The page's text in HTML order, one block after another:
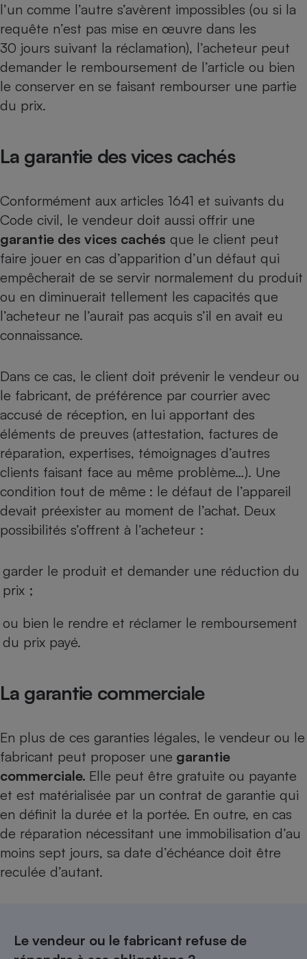
l’un comme l’autre s’avèrent impossibles (ou si la
requête n’est pas mise en œuvre dans les
30 jours suivant la réclamation), l’acheteur peut
demander le remboursement de l’article ou bien
le conserver en se faisant rembourser une partie
du prix.
La garantie des vices cachés
Conformément aux articles 1641 et suivants du
Code civil, le vendeur doit aussi offrir une
garantie des vices cachés que le client peut
faire jouer en cas d’apparition d’un défaut qui
empêcherait de se servir normalement du produit
ou en diminuerait tellement les capacités que
l’acheteur ne l’aurait pas acquis s’il en avait eu
connaissance.
Dans ce cas, le client doit prévenir le vendeur ou
le fabricant, de préférence par courrier avec
accusé de réception, en lui apportant des
éléments de preuves (attestation, factures de
réparation, expertises, témoignages d’autres
clients faisant face au même problème…). Une
condition tout de même : le défaut de l’appareil
devait préexister au moment de l’achat. Deux
possibilités s’offrent à l’acheteur :
garder le produit et demander une réduction du
prix ;
ou bien le rendre et réclamer le remboursement
du prix payé.
La garantie commerciale
En plus de ces garanties légales, le vendeur ou le
fabricant peut proposer une garantie
commerciale. Elle peut être gratuite ou payante
et est matérialisée par un contrat de garantie qui
en définit la durée et la portée. En outre, en cas
de réparation nécessitant une immobilisation d’au
moins sept jours, sa date d’échéance doit être
reculée d’autant.
Le vendeur ou le fabricant refuse de
Cafetière à expressos
Robot ménager